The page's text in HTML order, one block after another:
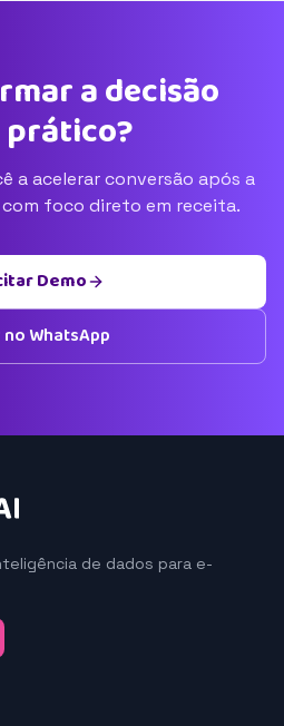
a decisão
a acelerar conversão após a
foco direto em receita.
Demo
WhatsApp
de dados para e-